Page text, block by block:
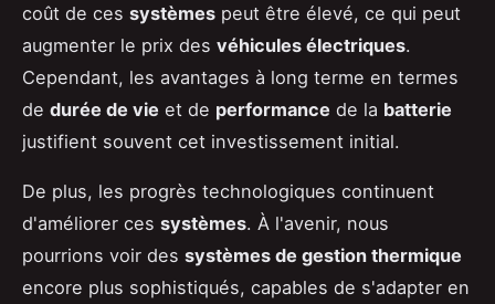
coût de ces systèmes peut être élevé, ce qui peut
augmenter le prix des véhicules électriques.
Cependant, les avantages à long terme en termes
de durée de vie et de performance de la batterie
justifient souvent cet investissement initial.
De plus, les progrès technologiques continuent
d'améliorer ces systèmes. À l'avenir, nous
pourrions voir des systèmes de gestion thermique
encore plus sophistiqués, capables de s'adapter en